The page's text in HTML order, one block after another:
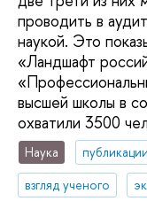
проводить в
наукой. Это
«Ландшафт
высшей школы в
охватили 3500
Наука
публикации
взгляд ученого